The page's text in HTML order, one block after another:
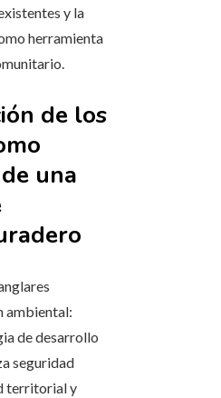
y la
herramienta
de los
una
ambiental:
de desarrollo
seguridad
territorial y